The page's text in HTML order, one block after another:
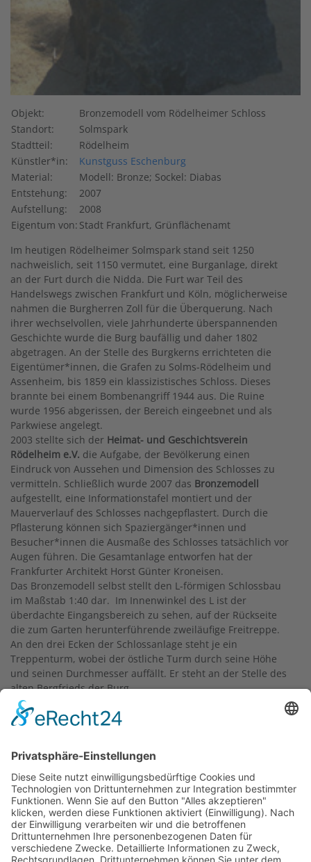
Objekt:
Bronzemodell vom Rödelheimer Schloss
Standort:
Solmspark
Stadtteil:
Rödelheim
Künstler*in:
Kunstguss Eschenburg
Material:
Modell: Bronze; Sockel: Diabas
Entstehung:
2007
Aufstellung:
2008
Eigentum von: Stadt Frankfurt, Grünflächenamt
Im heutigen Rödelheimer Solmspark stand seit 1250
nachweislich, seit 1150 vermutet, eine Burganlage, direkt
an der Furt durch die Nidda. Die Furt war Teil des
Handelswegs zwischen Frankfurt und Köln, möglicherweise
nahmen die Burgherren Zoll für die Überquerung. Nach
ihrer wechselvollen, viele Jahrhunderte überspannenden
Geschichte wurde die Burg baufällig und daher 1802
abgetragen. An der Stelle des Burgkerns errichteten die
Eigentümer*innen, die Grafen zu Solms-Rödelheim und
Assenheim, bis 1859 ein klassizistisches Schloss. Dieses
brannte bei einem Bombenangriff 1944 aus. Die Ruine
wurde 1956 abgerissen, der Bereich eingeebnet und als
Parkwiese angelegt.
2003 stellte sich der Heimat- und Geschichtsverein
Rödelheim e.V. die Aufgabe, der Bevölkerung einen
Eindruck von Aussehen und Dimension des Schlosses zu
vermitteln. Schließlich wurde 2007 das Bronzemodell
aufgestellt, eine Informationstafel montiert und der
Mauerverlauf des Schlosses nachgepflastert. Durch die
Pflasterung können sich Spaziergänger*innen und
Besucher*innen die Ausmaße des Schlosses tatsächlich vor
Augen führen. Die Gesamtanlage entworfen hat der
Frankfurter Architekt Horst Günter Kroneisen.
Das Bronzemodell selbst stellt den L-förmigen Schlossbau
im Maßstab 1:40 dar. Im Innenwinkel des L ist der
überdachte Eingangsbereich zu sehen, auf der Rückseite
die zum Garten herunterführende zweiläufige Freitreppe.
An den drei Ecken der Schlossanlage steht je ein
Treppenturm, wobei der östliche Turm durch seine Höhe
und seinen Durchmesser auffällt. Er steht an der Stelle des
alten Bergfrieds der Burg.
Das Modell entstand nach Mittelung der Maße ausgehend
von den vorhandenen Fotografien und Zeichnungen des
Oberbürgermeisterin Petra Roth. Mit verschlossen wurde
dabei eine Kapsel, die die Grundstein-Urkunde, einige
Frankfurter Tageszeitungen, den RödelheimerMain-Nidda-
Botenund einige Euro-Münzen enthält.
Text: Dr. Armin Kroneisen, Stellvertretender Vorsitzender
des Heimat- und Geschichtsvereins Rödelheim e.V.